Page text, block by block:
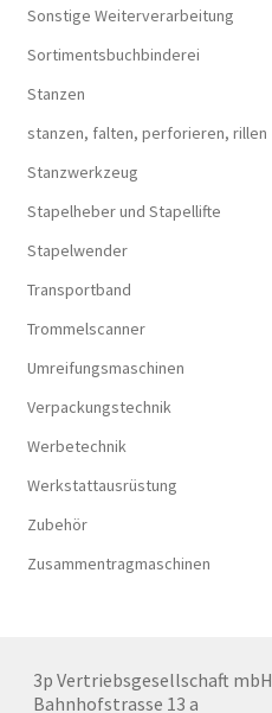
Sonstige Weiterverarbeitung
Sortimentsbuchbinderei
Stanzen
stanzen, falten, perforieren, rillen
Stanzwerkzeug
Stapelheber und Stapellifte
Stapelwender
Transportband
Trommelscanner
Umreifungsmaschinen
Verpackungstechnik
Werbetechnik
Werkstattausrüstung
Zubehör
Zusammentragmaschinen
3p Vertriebsgesellschaft mbH
Bahnhofstrasse 13 a